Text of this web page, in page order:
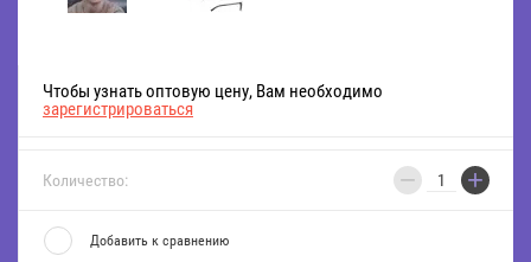
Чтобы узнать оптовую цену, Вам необходимо
зарегистрироваться
Количество: − +
Добавить к сравнению